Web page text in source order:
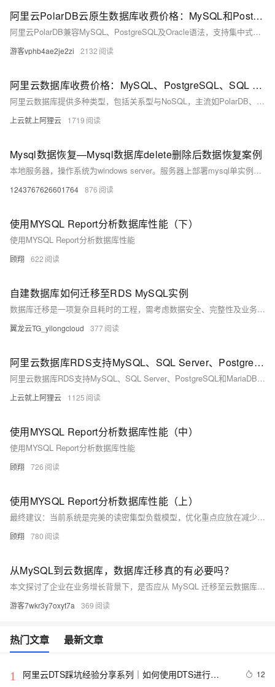
阿里云PolarDB云原生数据库收费价格：MySQL和PostgreSQL详细介绍
阿里云PolarDB兼容MySQL、PostgreSQL及Oracle语法，支持集中式与分布式架构。标准版2核4G年费1116元起，企业版最高性能达4核16G，支持HTAP与多级高可用，广泛应用于金融、政务、互联网等领域，TCO成本降低50%。
游客vphb4ae2je2zi 2132
阿里云数据库收费价格：MySQL、PostgreSQL、SQL Server和MariaDB引擎费用整理
阿里云数据库提供多种类型，包括关系型与NoSQL，主流如PolarDB、RDS MySQL/PostgreSQL、Redis等。价格低至21元/月起，支持按需付费与优惠套餐，适用于各类应用场景。
上云就上阿狸云 1719
Mysql数据恢复—Mysql数据库delete删除后数据恢复案例
本地服务器，操作系统为windows server。服务器上部署mysql单实例，innodb引擎，独立表空间。未进行数据库备份，未开启binlog。 人为误操作使用Delete命令删除数据时未添加where子句，导致全表数据被删除。删除后未对该表进行任何操作。需要恢复误删除的数据。 在本案例中的mysql数据库未进行备份，也未开启binlog日志，无法直接还原数据库。
1243767626601764 876
使用MYSQL Report分析数据库性能（下）
使用MYSQL Report分析数据库性能
顾翔 622
自建数据库如何迁移至RDS MySQL实例
数据库迁移是一项复杂且耗时的工程，需考虑数据安全、完整性及业务中断影响。使用阿里云数据传输服务DTS，可快速、平滑完成迁移任务，将应用停机时间降至分钟级。您还可通过全量备份自建数据库并恢复至RDS MySQL实例，实现间接迁移上云。
翼龙云TG_yilongcloud 377
阿里云数据库RDS支持MySQL、SQL Server、PostgreSQL和MariaDB引擎
阿里云数据库RDS支持MySQL、SQL Server、PostgreSQL和MariaDB引擎，提供高性价比、稳定安全的云数据库服务，适用于多种行业与业务场景。
上云就上阿狸云 1125
使用MYSQL Report分析数据库性能（中）
使用MYSQL Report分析数据库性能
顾翔 726
使用MYSQL Report分析数据库性能（上）
最终建议：当前系统是完美的读密集型负载模型，优化重点应放在减少行读取量和提高数据定位效率。通过索引优化、分区策略和内存缓存，预期可降低30%的CPU负载，同时保持100%的缓冲池命中率。建议每百万次查询后刷新统计信息以持续优化
顾翔 780
从MySQL到云数据库，数据库迁移真的有必要吗？
本文探讨了企业在业务增长背景下，是否应从 MySQL 迁移至云数据库的决策问题。分析了 MySQL 的优势与瓶颈，对比了云数据库在存储计算分离、自动化运维、多负载支持等方面的优势，并提出判断迁移必要性的五个关键问题及实施路径，帮助企业理性决策并落地迁移方案。
游客7wkr3y7oxyt7a 369
热门文章 最新文章
1
阿里云DTS踩坑经验分享系列｜如何使用DTS进行
12